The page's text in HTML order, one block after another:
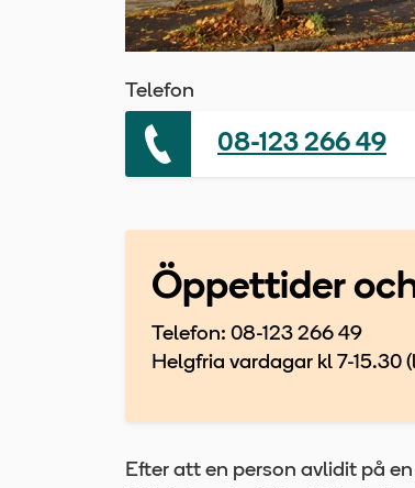
Telefon
08-123 266 49
Öppettider
Telefon: 08-123 266 49
Helgfria vardagar kl 7-15.30
Efter att en person avlidit på